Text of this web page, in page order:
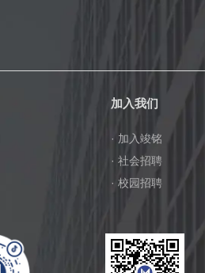
加入我们
· 加入竣铭
· 社会招聘
· 校园招聘